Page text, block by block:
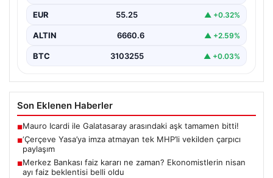
EUR 55.25 ▲ +0.32%
ALTIN 6660.6 ▲ +2.59%
BTC 3103255 ▲ +0.03%
Son Eklenen Haberler
■Mauro Icardi ile Galatasaray arasındaki aşk tamamen bitti!
■‘Çerçeve Yasa’ya imza atmayan tek MHP’li vekilden çarpıcı
paylaşım
■Merkez Bankası faiz kararı ne zaman? Ekonomistlerin nisan
ayı faiz beklentisi belli oldu